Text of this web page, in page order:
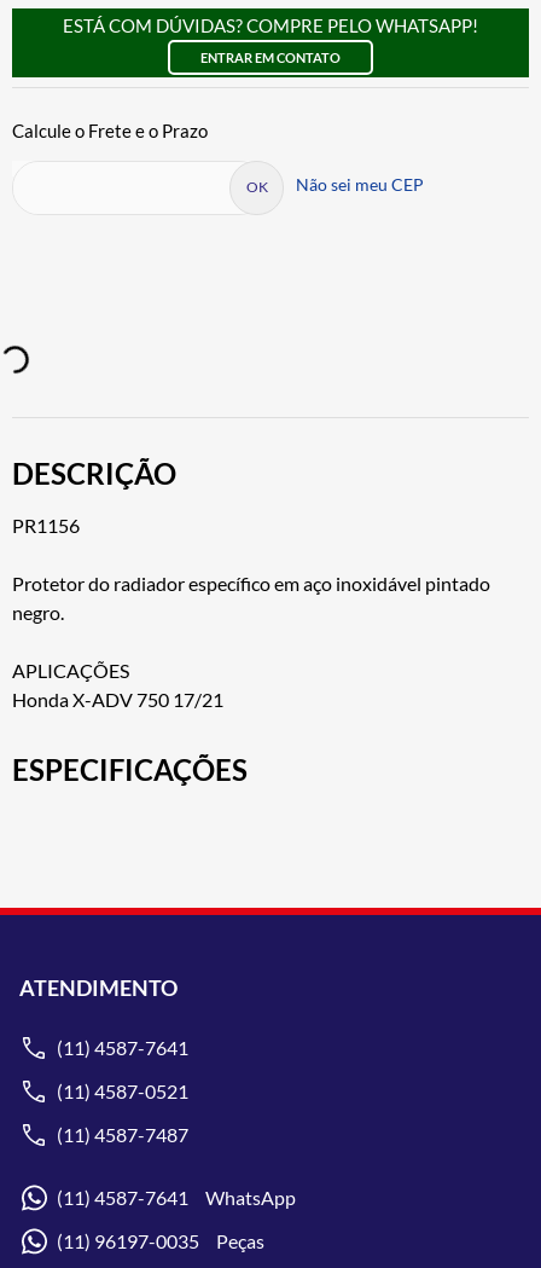
ESTÁ COM DÚVIDAS? COMPRE PELO WHATSAPP!
ENTRAR EM CONTATO
Não sei meu CEP
DESCRIÇÃO
PR1156
Protetor do radiador específico em aço inoxidável pintado
negro.
APLICAÇÕES
Honda X-ADV 750 17/21
ESPECIFICAÇÕES
ATENDIMENTO
(11) 4587-7641
(11) 4587-0521
(11) 4587-7487
(11) 4587-7641 WhatsApp
(11) 96197-0035 Peças